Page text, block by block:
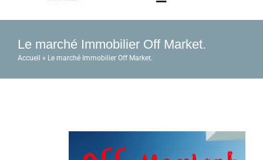
Informations
Navigation
à
Contact
Le marché Immobilier Off Market.
Accueil » Le marché Immobilier Off Market.